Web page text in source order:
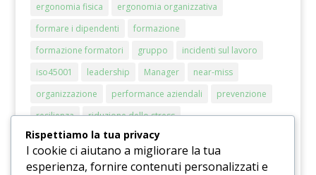
ergonomia fisica
ergonomia organizzativa
formare i dipendenti
formazione
formazione formatori
gruppo
incidenti sul lavoro
iso45001
leadership Manager
near-miss
organizzazione
performance aziendali
prevenzione
resilienza
riduzione dello stress
riduzione del rischio stress
rischi chimici
sicurezza sul lavoro
Rispettiamo la tua privacy
I cookie ci aiutano a migliorare la tua
esperienza, fornire contenuti personalizzati e